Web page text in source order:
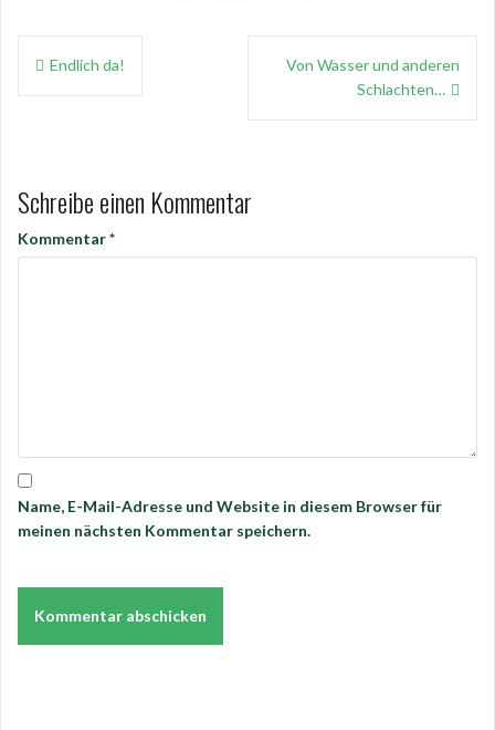
Beitragsnavigation
Endlich da!
Von Wasser und anderen
Schlachten…
Schreibe einen Kommentar
Kommentar*
Name, E-Mail-Adresse und Website in diesem Browser für
meinen nächsten Kommentar speichern.